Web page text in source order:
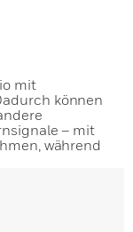
mit
können
– mit
während